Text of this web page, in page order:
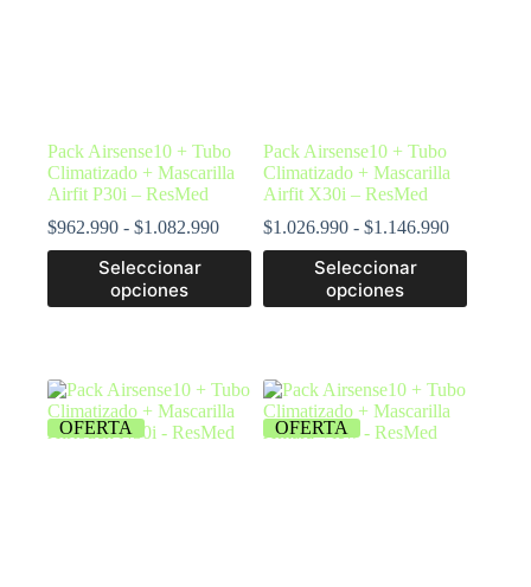
Pack Airsense10 + Tubo
Climatizado + Mascarilla
Airfit P30i – ResMed
$962.990 - $1.082.990
Seleccionar
opciones
Pack Airsense10 + Tubo
Climatizado + Mascarilla
Airfit X30i – ResMed
$1.026.990 - $1.146.990
Seleccionar
opciones
OFERTA OFERTA